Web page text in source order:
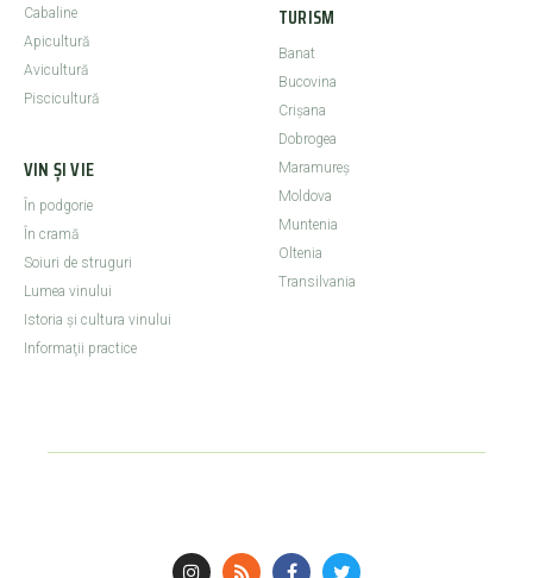
Cabaline
Apicultură
Avicultură
Piscicultură
VIN ȘI VIE
În podgorie
În cramă
Soiuri de struguri
Lumea vinului
Istoria şi cultura vinului
Informaţii practice
TURISM
Banat
Bucovina
Crişana
Dobrogea
Maramureş
Moldova
Muntenia
Oltenia
Transilvania